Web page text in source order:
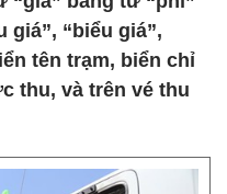
giá”, “biểu giá”,
tên trạm, biển chỉ
thu, và trên vé thu